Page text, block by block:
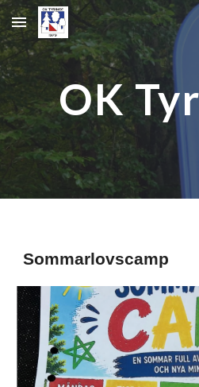
Skip to main content
OK
Sommarlovscamp